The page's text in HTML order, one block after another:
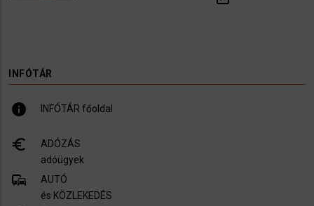
INFÓTÁR
info INFÓTÁR főoldal
euro_symbol
ADÓZÁS
adóügyek
commute
AUTÓ
és KÖZLEKEDÉS